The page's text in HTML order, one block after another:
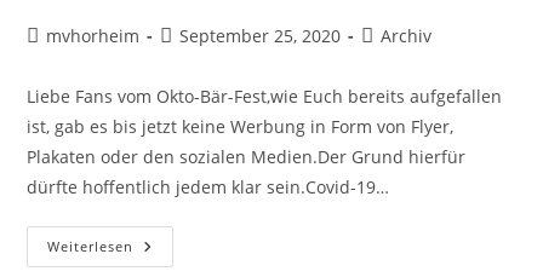
mvhorheim September 25, 2020 Archiv
Liebe Fans vom Okto-Bär-Fest,wie Euch bereits aufgefallen
ist, gab es bis jetzt keine Werbung in Form von Flyer,
Plakaten oder den sozialen Medien.Der Grund hierfür
dürfte hoffentlich jedem klar sein.Covid-19…
Weiterlesen